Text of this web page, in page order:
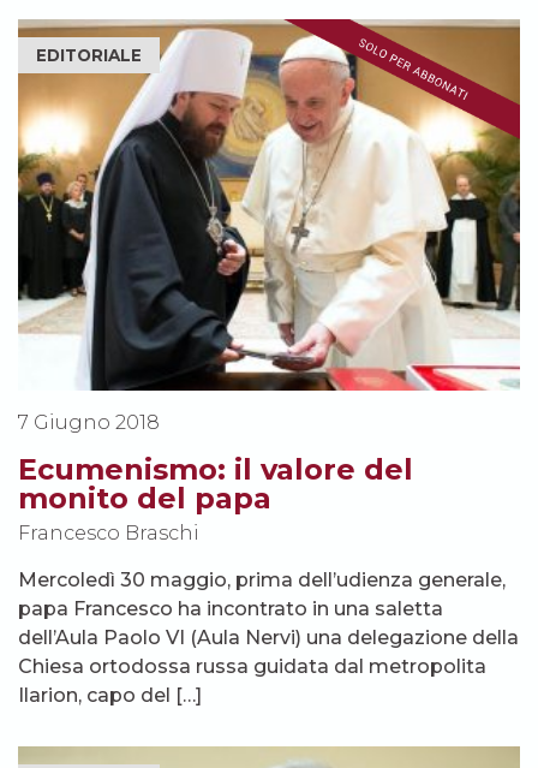
EDITORIALE
7 Giugno 2018
Ecumenismo: il valore del
monito del papa
Francesco Braschi
Mercoledì 30 maggio, prima dell’udienza generale,
papa Francesco ha incontrato in una saletta
dell’Aula Paolo VI (Aula Nervi) una delegazione della
Chiesa ortodossa russa guidata dal metropolita
Ilarion, capo del […]